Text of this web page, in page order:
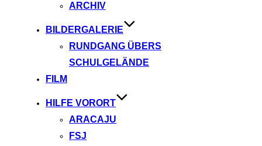
ARCHIV
BILDERGALERIE
RUNDGANG ÜBERS
SCHULGELÄNDE
FILM
HILFE VORORT
ARACAJU
FSJ